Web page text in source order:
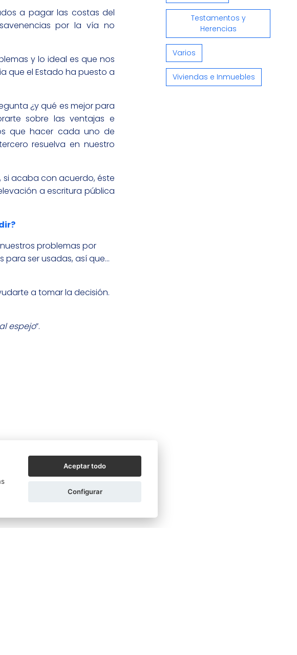
a pagar las costas del
por la vía no
y lo ideal es que nos
que el Estado ha puesto a
¿y qué es mejor para
sobre las ventajas e
que hacer cada uno de
resuelva en nuestro
si acaba con acuerdo, éste
a escritura pública
problemas por
para ser usadas, así que…
a tomar la decisión.
espejo”.
Testamentos y
Herencias
Varios
Viviendas e Inmuebles
Aceptar todo
Configurar